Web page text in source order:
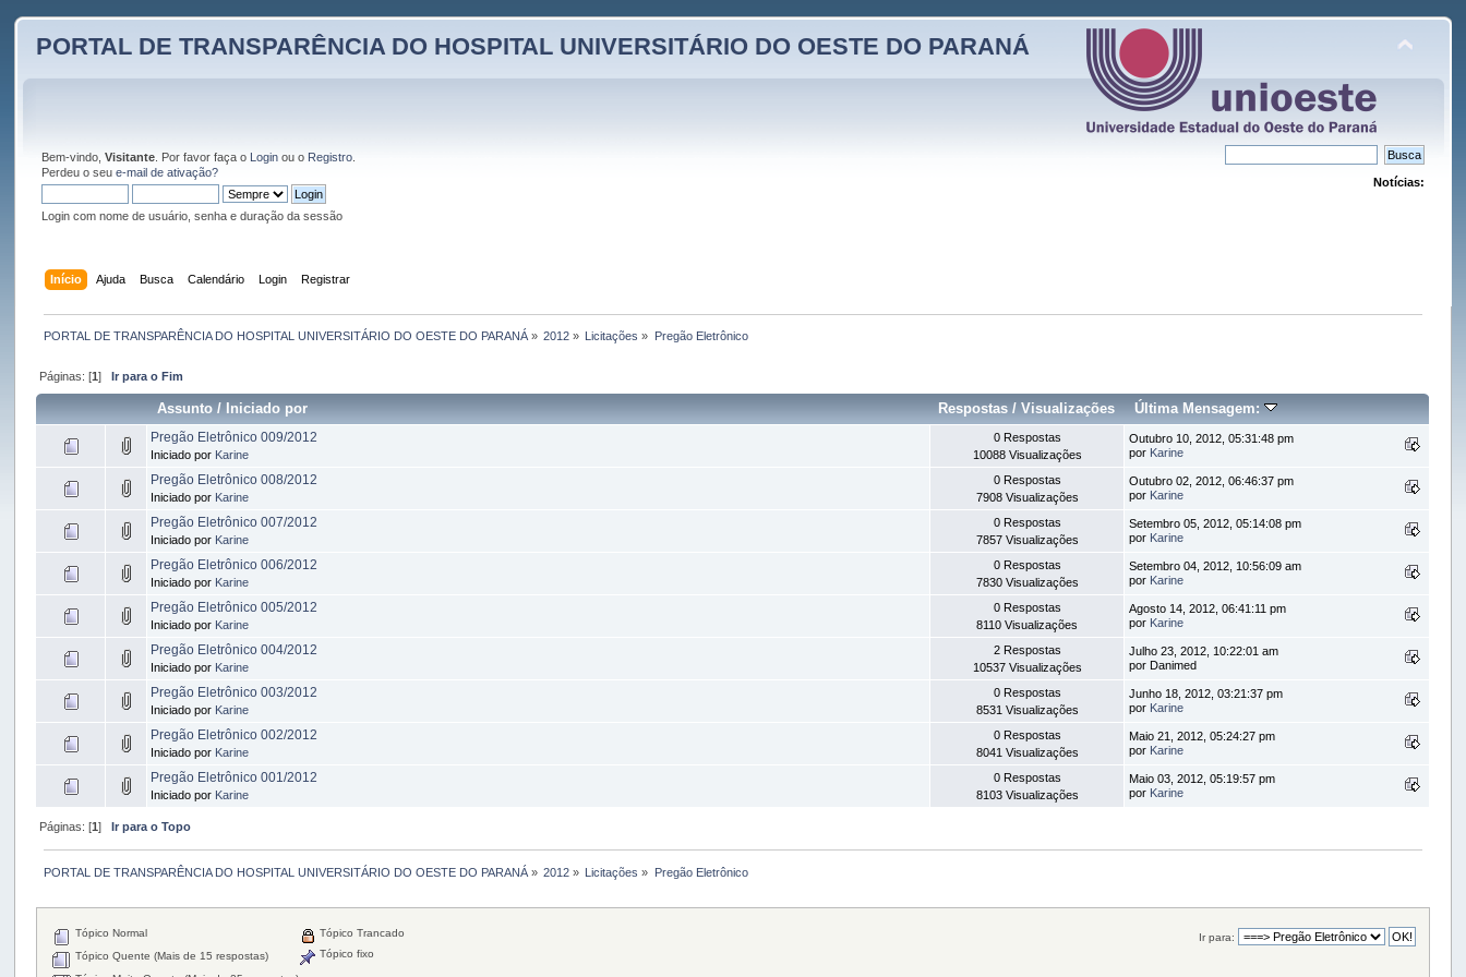
PORTAL DE TRANSPARÊNCIA DO HOSPITAL UNIVERSITÁRIO DO OESTE DO PARANÁ
Bem-vindo,Visitante . Por favor faça o Login ou o Registro
Perdeu o seue-mail de ativação?
Login com nome de usuário, senha e duração da sessão
Notícias:
Início Ajuda Busca Calendário Login Registrar
PORTAL DE TRANSPARÊNCIA DO HOSPITAL UNIVERSITÁRIO DO OESTE DO PARANÁ» 2012 » Licitações » Pregão Eletrônico
Páginas: [1] Ir para o Fim
Assunto/ Iniciado por Respostas /Visualizações Última Mensagem:
Pregão Eletrônico 009/2012
Iniciado por Karine
0 Respostas
10088 Visualizações
Outubro 10, 2012, 05:31:48 pm
por Karine
Pregão Eletrônico 008/2012
Iniciado por Karine
0 Respostas
7908 Visualizações
Outubro 02, 2012, 06:46:37 pm
por Karine
Pregão Eletrônico 007/2012
Iniciado por Karine
0 Respostas
7857 Visualizações
Setembro 05, 2012, 05:14:08 pm
por Karine
Pregão Eletrônico 006/2012
Iniciado por Karine
0 Respostas
7830 Visualizações
Setembro 04, 2012, 10:56:09 am
por Karine
Pregão Eletrônico 005/2012
Iniciado por Karine
0 Respostas
8110 Visualizações
Agosto 14, 2012, 06:41:11 pm
por Karine
Pregão Eletrônico 004/2012
Iniciado por Karine
2 Respostas
10537 Visualizações
Julho 23, 2012, 10:22:01 am
por Danimed
Pregão Eletrônico 003/2012
Iniciado por Karine
0 Respostas
8531 Visualizações
Junho 18, 2012, 03:21:37 pm
por Karine
Pregão Eletrônico 002/2012
Iniciado por Karine
0 Respostas
8041 Visualizações
Maio 21, 2012, 05:24:27 pm
por Karine
Pregão Eletrônico 001/2012
Iniciado por Karine
0 Respostas
8103 Visualizações
Maio 03, 2012, 05:19:57 pm
por Karine
Páginas: [1] Ir para o Topo
PORTAL DE TRANSPARÊNCIA DO HOSPITAL UNIVERSITÁRIO DO OESTE DO PARANÁ» 2012 » Licitações » Pregão Eletrônico
Ir para:
Tópico Normal
Tópico Quente (Mais de 15 respostas)
Tópico Trancado
Tópico fixo